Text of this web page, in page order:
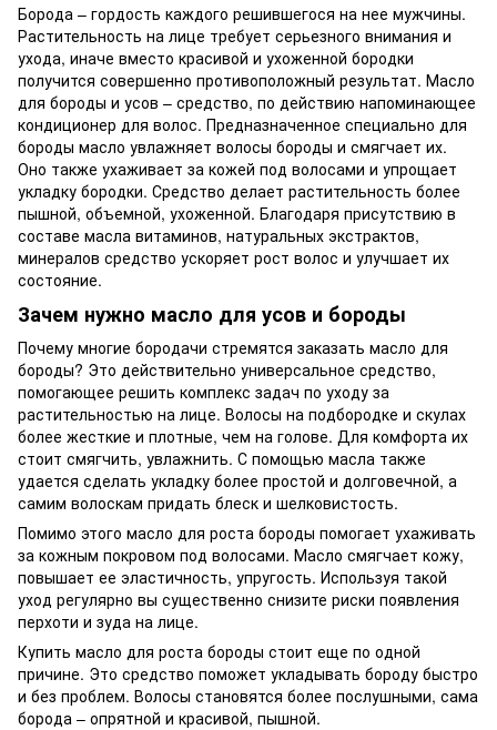
Борода – гордость каждого решившегося на нее мужчины.
Растительность на лице требует серьезного внимания и
ухода, иначе вместо красивой и ухоженной бородки
получится совершенно противоположный результат. Масло
для бороды и усов – средство, по действию напоминающее
кондиционер для волос. Предназначенное специально для
бороды масло увлажняет волосы бороды и смягчает их.
Оно также ухаживает за кожей под волосами и упрощает
укладку бородки. Средство делает растительность более
пышной, объемной, ухоженной. Благодаря присутствию в
составе масла витаминов, натуральных экстрактов,
минералов средство ускоряет рост волос и улучшает их
состояние.
Зачем нужно масло для усов и бороды
Почему многие бородачи стремятся заказать масло для
бороды? Это действительно универсальное средство,
помогающее решить комплекс задач по уходу за
растительностью на лице. Волосы на подбородке и скулах
более жесткие и плотные, чем на голове. Для комфорта их
стоит смягчить, увлажнить. С помощью масла также
удается сделать укладку более простой и долговечной, а
самим волоскам придать блеск и шелковистость.
Помимо этого масло для роста бороды помогает ухаживать
за кожным покровом под волосами. Масло смягчает кожу,
повышает ее эластичность, упругость. Используя такой
уход регулярно вы существенно снизите риски появления
перхоти и зуда на лице.
Купить масло для роста бороды стоит еще по одной
причине. Это средство поможет укладывать бороду быстро
и без проблем. Волосы становятся более послушными, сама
борода – опрятной и красивой, пышной.